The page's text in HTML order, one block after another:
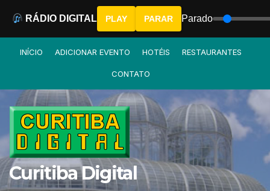
INÍCIO ADICIONAR EVENTO HOTÉIS RESTAURANTES
CONTATO
Curitiba Digital
RÁDIO DIGITAL PLAY PARAR Parado